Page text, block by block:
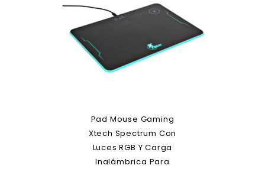
Pad Mouse Gaming
Xtech Spectrum Con
Luces RGB Y Carga
Inalámbrica Para